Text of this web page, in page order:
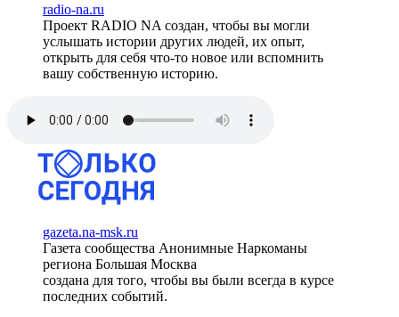
radio-na.ru
Проект RADIO NA создан, чтобы вы могли
услышать истории других людей, их опыт,
открыть для себя что-то новое или вспомнить
вашу собственную историю.
gazeta.na-msk.ru
Газета сообщества Анонимные Наркоманы
региона Большая Москва
создана для того, чтобы вы были всегда в курсе
последних событий.